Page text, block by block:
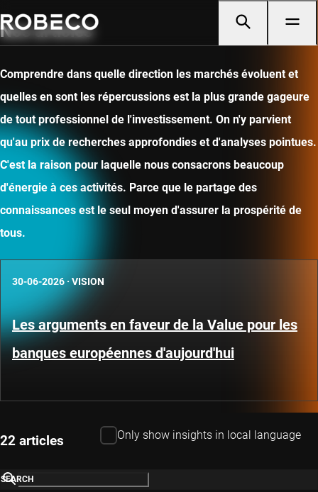
Nos articles
Comprendre dans quelle direction les marchés évoluent et
quelles en sont les répercussions est la plus grande gageure
de tout professionnel de l'investissement. On n'y parvient
qu'au prix de recherches approfondies et d'analyses pointues.
C'est la raison pour laquelle nous consacrons beaucoup
d'énergie à ces activités. Parce que le partage des
connaissances est le seul moyen d'assurer la prospérité de
tous.
30-06-2026 · VISION
Les arguments en faveur de la Value pour les
banques européennes d'aujourd'hui
22 articles Only show insights in local language
SEARCH